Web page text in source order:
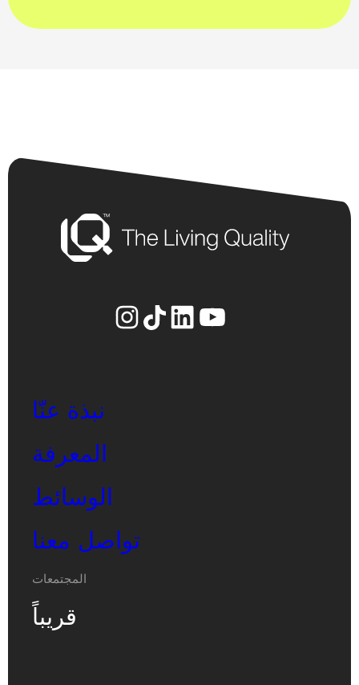
إنستجرام تيك توك لينكد إن يوتيوب
نبذة عنّا
المعرفة
الوسائط
تواصل معنا
المجتمعات
قريباً